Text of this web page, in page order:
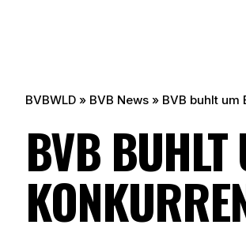
BVBWLD » BVB News » BVB buhlt um
BVB BUHLT